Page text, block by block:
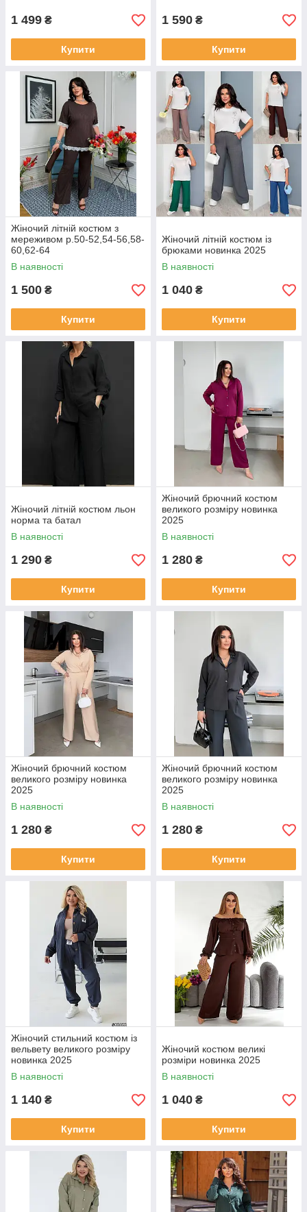
1 499 ₴
Купити
1 590 ₴
Купити
Жіночий літній костюм з
мереживом р.50-52,54-56,58-
60,62-64
В наявності
1 500 ₴
Купити
Жіночий літній костюм із
брюками новинка 2025
В наявності
1 040 ₴
Купити
Жіночий літній костюм льон
норма та батал
В наявності
1 290 ₴
Купити
Жіночий брючний костюм
великого розміру новинка
2025
В наявності
1 280 ₴
Купити
Жіночий брючний костюм
великого розміру новинка
2025
В наявності
1 280 ₴
Купити
Жіночий брючний костюм
великого розміру новинка
2025
В наявності
1 280 ₴
Купити
Жіночий стильний костюм із
вельвету великого розміру
новинка 2025
В наявності
1 140 ₴
Купити
Жіночий костюм великі
розміри новинка 2025
В наявності
1 040 ₴
Купити